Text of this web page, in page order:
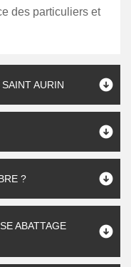
des particuliers et
AURIN
?
ABATTAGE